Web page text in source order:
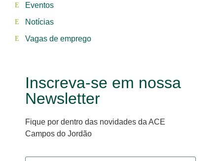
Eventos
Notícias
Vagas de emprego
Inscreva-se em nossa
Newsletter
Fique por dentro das novidades da ACE
Campos do Jordão